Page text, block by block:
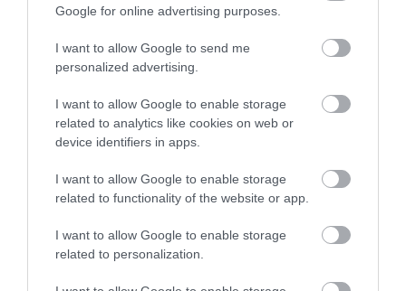
Google for online advertising purposes.
I want to allow Google to send me
personalized advertising.
I want to allow Google to enable storage
related to analytics like cookies on web or
device identifiers in apps.
I want to allow Google to enable storage
related to functionality of the website or app.
I want to allow Google to enable storage
related to personalization.
Σε δημοπρασία η μπάλα των
08.08.2026 | 18:40
Αγανάκτηση σε χωριό της
Εύβοιας: Μένουν κάθε μέρα χωρίς
νερό – Σοβαρή καταγγελία
Αγροτικές ενισχύσεις: Ποιοι θα
προκαταβολές
08.08.2026 | 18:00
Τρόμος σε πτήση της
Air India: Το
αεροσκάφος έχασε
τραυματίες
Βρετανία: Σε εξάμηνη
NHS για ανάρμοστη
σεξουαλική
συμπεριφορά